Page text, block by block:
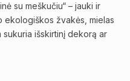
su meškučiu“ – jauki ir
ekologiškos žvakės, mielas
išskirtinį dekorą ar